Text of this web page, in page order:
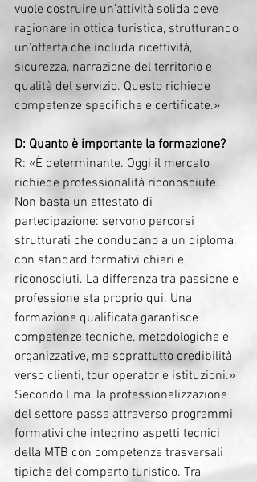
vuole costruire un’attività solida deve
ragionare in ottica turistica, strutturando
un’offerta che includa ricettività,
sicurezza, narrazione del territorio e
qualità del servizio. Questo richiede
competenze specifiche e certificate.»
D: Quanto è importante la formazione?
R: «È determinante. Oggi il mercato
richiede professionalità riconosciute.
Non basta un attestato di
partecipazione: servono percorsi
strutturati che conducano a un diploma,
con standard formativi chiari e
riconosciuti. La differenza tra passione e
professione sta proprio qui. Una
formazione qualificata garantisce
competenze tecniche, metodologiche e
organizzative, ma soprattutto credibilità
verso clienti, tour operator e istituzioni.»
Secondo Ema, la professionalizzazione
del settore passa attraverso programmi
formativi che integrino aspetti tecnici
della MTB con competenze trasversali
tipiche del comparto turistico. Tra